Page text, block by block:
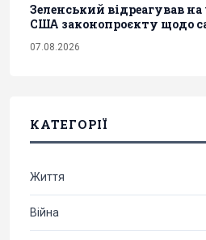
Зеленський відреагував
США законопроєкту щодо
07.08.2026
КАТЕГОРІЇ
Життя
Війна